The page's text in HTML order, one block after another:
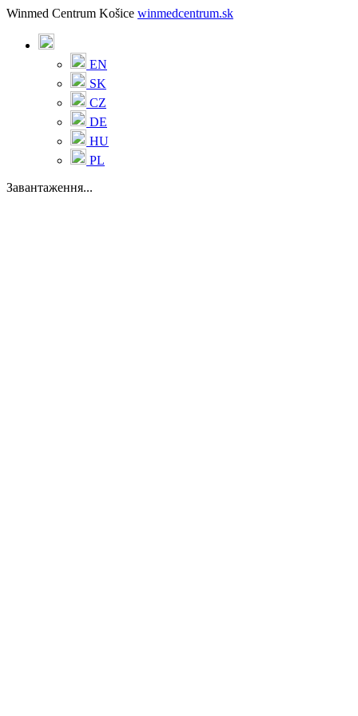
Winmed Centrum Košice winmedcentrum.sk
EN
SK
CZ
DE
HU
PL
Завантаження...